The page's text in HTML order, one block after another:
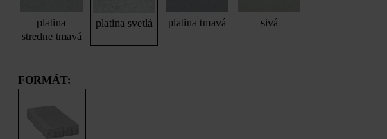
platina
stredne tmavá
platina svetlá platina tmavá sivá
FORMÁT: